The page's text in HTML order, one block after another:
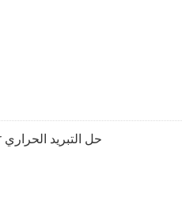
حل التبريد الحراري Peltier تبريد سائل للإلكترونيات